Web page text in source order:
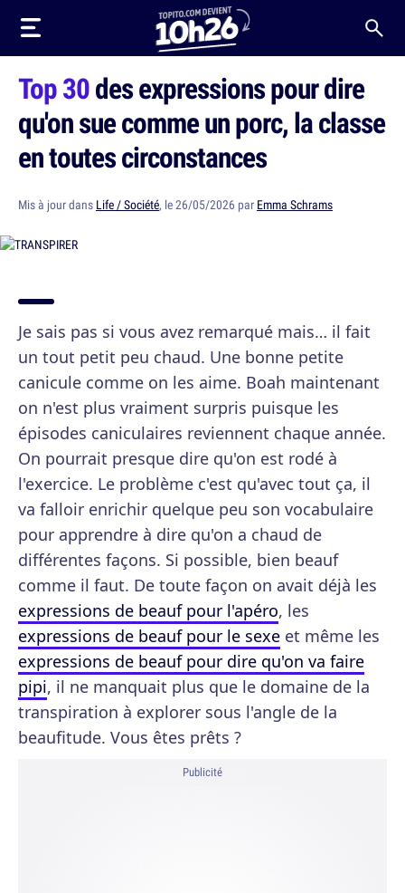
Top 30des expressions pour dire
qu'on sue comme un porc, la classe
en toutes circonstances
Mis à jour dans Life / Société, le 26/05/2026 par Emma Schrams
Je sais pas si vous avez remarqué mais… il fait
un tout petit peu chaud. Une bonne petite
canicule comme on les aime. Boah maintenant
on n'est plus vraiment surpris puisque les
épisodes caniculaires reviennent chaque année.
On pourrait presque dire qu'on est rodé à
l'exercice. Le problème c'est qu'avec tout ça, il
va falloir enrichir quelque peu son vocabulaire
pour apprendre à dire qu'on a chaud de
différentes façons. Si possible, bien beauf
comme il faut. De toute façon on avait déjà les
expressions de beauf pour l'apéro, les
expressions de beauf pour le sexe et même les
expressions de beauf pour dire qu'on va faire
pipi, il ne manquait plus que le domaine de la
transpiration à explorer sous l'angle de la
beaufitude. Vous êtes prêts ?
Publicité